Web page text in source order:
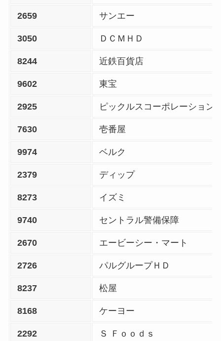
2659 サンエー
3050 ＤＣＭＨＤ
8244 近鉄百貨店
9602 東宝
2925 ピックルスコーポレーション
7630 壱番屋
9974 ベルク
2379 ディップ
8273 イズミ
9740 セントラル警備保障
2670 エービーシー・マート
2726 パルグループＨＤ
8237 松屋
8168 ケーヨー
2292 Ｓ Ｆｏｏｄｓ